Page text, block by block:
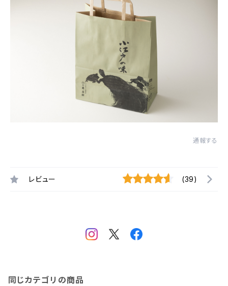
通報する
レビュー (39)
同じカテゴリの商品